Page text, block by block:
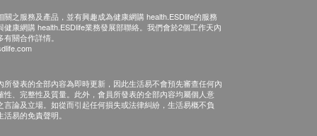
關之服務及產品，並有興趣成為健康網購 health.ESDlife的服務
健康網購 health.ESDlife業務發展部聯絡。我們會於2個工作天內
關合作詳情。
所發表的全部內容為即時更新，因此生活易不會預先審查任何內
性、完整性及質量。此外，會員所發表的全部內容均屬個人意
言論及立場。如從而引起任何損失或法律糾紛，生活易概不負
易的免責聲明。